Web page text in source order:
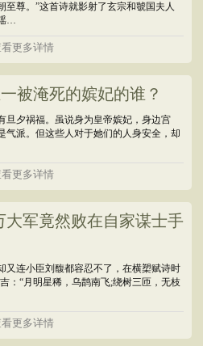
至尊。”这首诗就影射了玄宗和虢国夫人
…
更多详情
被淹死的嫔妃的谁？
旦夕祸福。虽说身为皇帝嫔妃，身边宫
气派。但这些人对于她们的人身安全，却
更多详情
大军竟然败在自家谋士手
又连小臣刘馥都容忍不了，在横槊赋诗时
：“月明星稀，乌鹊南飞;绕树三匝，无枝
更多详情